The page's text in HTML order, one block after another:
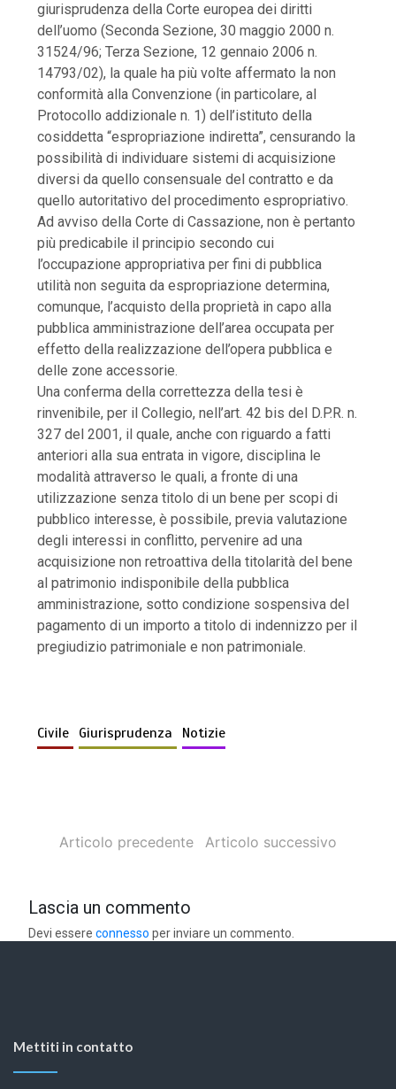
giurisprudenza della Corte europea dei diritti
dell’uomo (Seconda Sezione, 30 maggio 2000 n.
31524/96; Terza Sezione, 12 gennaio 2006 n.
14793/02), la quale ha più volte affermato la non
conformità alla Convenzione (in particolare, al
Protocollo addizionale n. 1) dell’istituto della
cosiddetta “espropriazione indiretta”, censurando la
possibilità di individuare sistemi di acquisizione
diversi da quello consensuale del contratto e da
quello autoritativo del procedimento espropriativo.
Ad avviso della Corte di Cassazione, non è pertanto
più predicabile il principio secondo cui
l’occupazione appropriativa per fini di pubblica
utilità non seguita da espropriazione determina,
comunque, l’acquisto della proprietà in capo alla
pubblica amministrazione dell’area occupata per
effetto della realizzazione dell’opera pubblica e
delle zone accessorie.
Una conferma della correttezza della tesi è
rinvenibile, per il Collegio, nell’art. 42 bis del D.P.R. n.
327 del 2001, il quale, anche con riguardo a fatti
anteriori alla sua entrata in vigore, disciplina le
modalità attraverso le quali, a fronte di una
utilizzazione senza titolo di un bene per scopi di
pubblico interesse, è possibile, previa valutazione
degli interessi in conflitto, pervenire ad una
acquisizione non retroattiva della titolarità del bene
al patrimonio indisponibile della pubblica
amministrazione, sotto condizione sospensiva del
pagamento di un importo a titolo di indennizzo per il
pregiudizio patrimoniale e non patrimoniale.
Civile Giurisprudenza Notizie
Articolo precedente Articolo successivo
Lascia un commento
Devi essereconnesso per inviare un commento.
Mettiti in contatto